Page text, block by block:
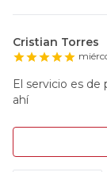
Cristian Torres
El servicio es
ahí